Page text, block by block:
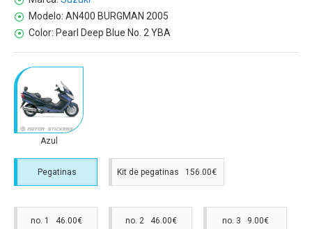
Modelo: AN400 BURGMAN 2005
Color: Pearl Deep Blue No. 2 YBA
Azul
Pegatinas Kit de pegatinas 156.00€
no. 1 46.00€ no. 2 46.00€ no. 3 9.00€